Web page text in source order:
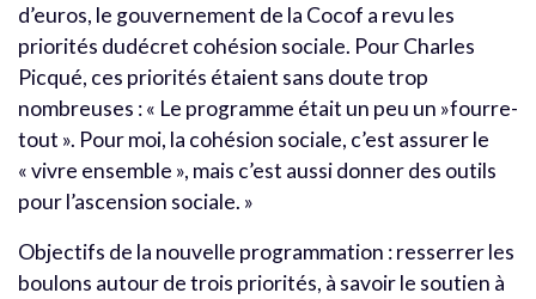
d’euros, le gouvernement de la Cocof a revu les
priorités dudécret cohésion sociale. Pour Charles
Picqué, ces priorités étaient sans doute trop
nombreuses : « Le programme était un peu un »fourre-
tout ». Pour moi, la cohésion sociale, c’est assurer le
« vivre ensemble », mais c’est aussi donner des outils
pour l’ascension sociale. »
Objectifs de la nouvelle programmation : resserrer les
boulons autour de trois priorités, à savoir le soutien à